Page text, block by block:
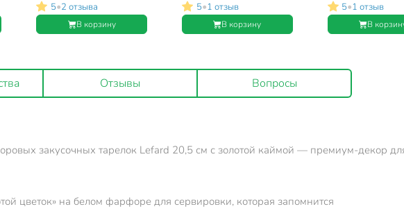
Золотой цветок, Lefard, 422-
122
5•2 отзыва
В корзину
260 мл, Lefard, Inspiration
Золотой цветок, 422-123,
подарочная упаковка,
5•1 отзыв
В корзину
круглый, Inspiration
Золотой цветок,
121, белый
5•1 отзыв
В
Отзывы Вопросы
закусочных тарелок Lefard 20,5 см с золотой каймой — премиум-декор
цветок» на белом фарфоре для сервировки, которая запомнится